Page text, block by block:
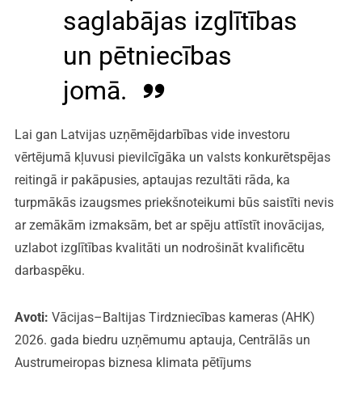
saglabājas izglītības
un pētniecības
jomā.
Lai gan Latvijas uzņēmējdarbības vide investoru
vērtējumā kļuvusi pievilcīgāka un valsts konkurētspējas
reitingā ir pakāpusies, aptaujas rezultāti rāda, ka
turpmākās izaugsmes priekšnoteikumi būs saistīti nevis
ar zemākām izmaksām, bet ar spēju attīstīt inovācijas,
uzlabot izglītības kvalitāti un nodrošināt kvalificētu
darbaspēku.
Avoti: Vācijas–Baltijas Tirdzniecības kameras (AHK)
2026. gada biedru uzņēmumu aptauja, Centrālās un
Austrumeiropas biznesa klimata pētījums